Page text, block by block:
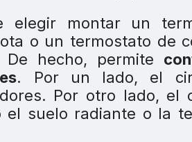
elegir montar un
o un termostato de
De hecho, permite
. Por un lado, el
Por otro lado,
el suelo radiante o la